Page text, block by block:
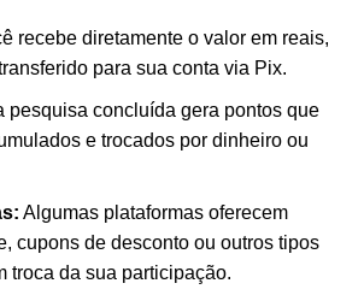
recebe diretamente o valor em reais,
para sua conta via Pix.
pesquisa concluída gera pontos que
e trocados por dinheiro ou
Algumas plataformas oferecem
cupons de desconto ou outros tipos
troca da sua participação.